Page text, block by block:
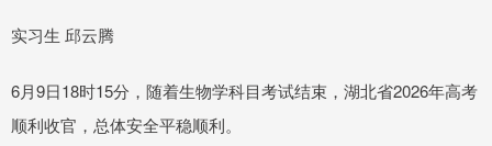
实习生 邱云腾
6月9日18时15分，随着生物学科目考试结束，湖北省2026年高考
顺利收官，总体安全平稳顺利。